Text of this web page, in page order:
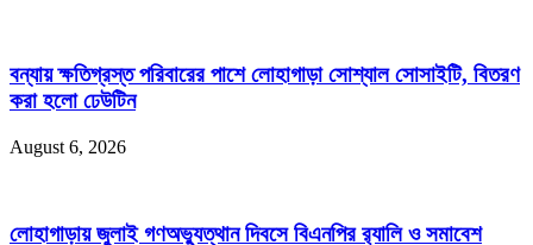
বন্যায় ক্ষতিগ্রস্ত পরিবারের পাশে লোহাগাড়া সোশ্যাল সোসাইটি, বিতরণ
করা হলো ঢেউটিন
August 6, 2026
লোহাগাড়ায় জুলাই গণঅভ্যুত্থান দিবসে বিএনপির র‌্যালি ও সমাবেশ